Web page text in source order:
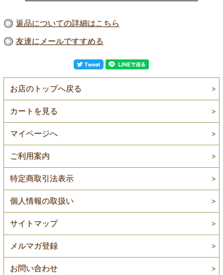
返品についての詳細はこちら
友達にメールですすめる
お店のトップへ戻る
カートを見る
マイページへ
ご利用案内
特定商取引法表示
個人情報の取扱い
サイトマップ
メルマガ登録
お問い合わせ